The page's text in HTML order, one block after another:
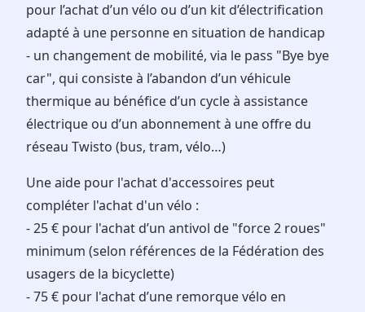
pour l’achat d’un vélo ou d’un kit d’électrification
adapté à une personne en situation de handicap
- un changement de mobilité, via le pass "Bye bye
car", qui consiste à l’abandon d’un véhicule
thermique au bénéfice d’un cycle à assistance
électrique ou d’un abonnement à une offre du
réseau Twisto (bus, tram, vélo…)
Une aide pour l'achat d'accessoires peut
compléter l'achat d'un vélo :
- 25 € pour l'achat d’un antivol de "force 2 roues"
minimum (selon références de la Fédération des
usagers de la bicyclette)
- 75 € pour l'achat d’une remorque vélo en